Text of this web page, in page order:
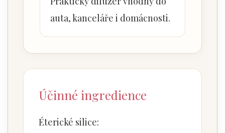
auta, kanceláře i domácnosti.
Účinné ingredience
Éterické silice: